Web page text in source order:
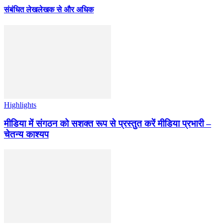
संबंधित लेखलेखक से और अधिक
Highlights
मीडिया में संगठन को सशक्त रूप से प्रस्तुत करें मीडिया प्रभारी –
चेतन्य काश्यप